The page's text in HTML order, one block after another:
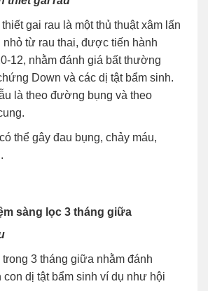
gai rau là một thủ thuật xâm lấn
nhỏ từ rau thai, được tiến hành
12, nhằm đánh giá bất thường
Down và các dị tật bẩm sinh.
là theo đường bụng và theo
thể gây đau bụng, chảy máu,
sàng lọc 3 tháng giữa
3 tháng giữa nhằm đánh
dị tật bẩm sinh ví dụ như hội